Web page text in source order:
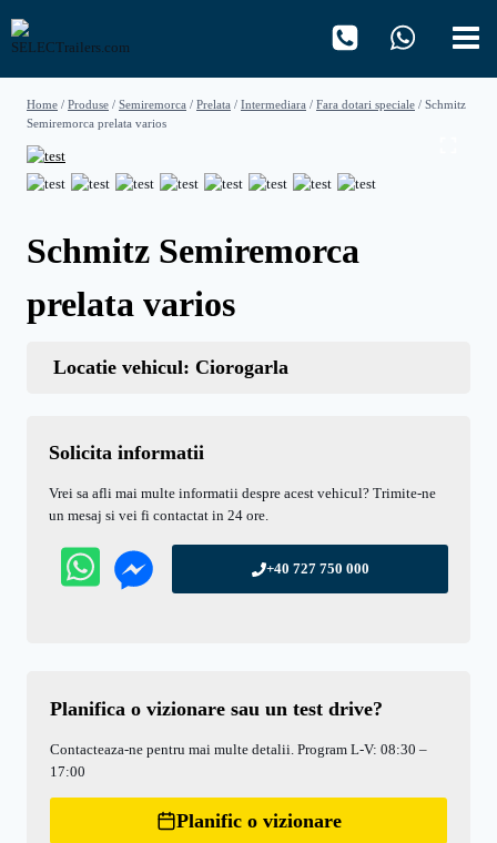
content
Home / Produse / Semiremorca / Prelata / Intermediara / Fara dotari speciale / Schmitz
Semiremorca prelata varios
Schmitz Semiremorca
prelata varios
Locatie vehicul: Ciorogarla
Solicita informatii
Vrei sa afli mai multe informatii despre acest vehicul? Trimite-ne
un mesaj si vei fi contactat in 24 ore.
+40 727 750 000
Planifica o vizionare sau un test drive?
Contacteaza-ne pentru mai multe detalii. Program L-V: 08:30 –
17:00
Planific o vizionare